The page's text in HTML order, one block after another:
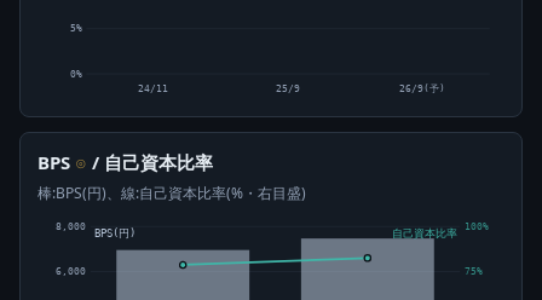
0%
5%
24/11 25/9 26/9(予)
BPS ⊙ / 自己資本比率
棒:BPS(円)、線:自己資本比率(%・右目盛)
6,000
8,000
75%
100%
BPS(円) 自己資本比率